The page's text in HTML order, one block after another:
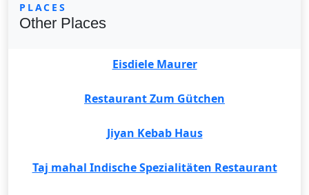
PLACES
Other Places
Eisdiele Maurer
Restaurant Zum Gütchen
Jiyan Kebab Haus
Taj mahal Indische Spezialitäten Restaurant